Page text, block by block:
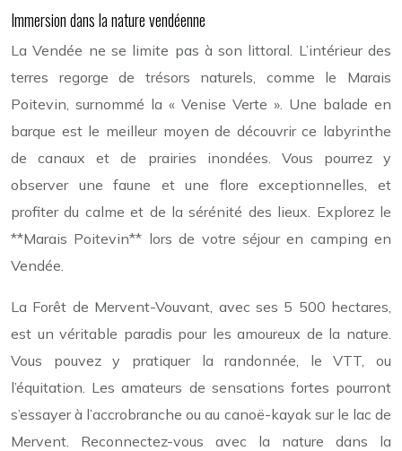
Immersion dans la nature vendéenne
La Vendée ne se limite pas à son littoral. L’intérieur des
terres regorge de trésors naturels, comme le Marais
Poitevin, surnommé la « Venise Verte ». Une balade en
barque est le meilleur moyen de découvrir ce labyrinthe
de canaux et de prairies inondées. Vous pourrez y
observer une faune et une flore exceptionnelles, et
profiter du calme et de la sérénité des lieux. Explorez le
**Marais Poitevin** lors de votre séjour en camping en
Vendée.
La Forêt de Mervent-Vouvant, avec ses 5 500 hectares,
est un véritable paradis pour les amoureux de la nature.
Vous pouvez y pratiquer la randonnée, le VTT, ou
l’équitation. Les amateurs de sensations fortes pourront
s’essayer à l’accrobranche ou au canoë-kayak sur le lac de
Mervent. Reconnectez-vous avec la nature dans la